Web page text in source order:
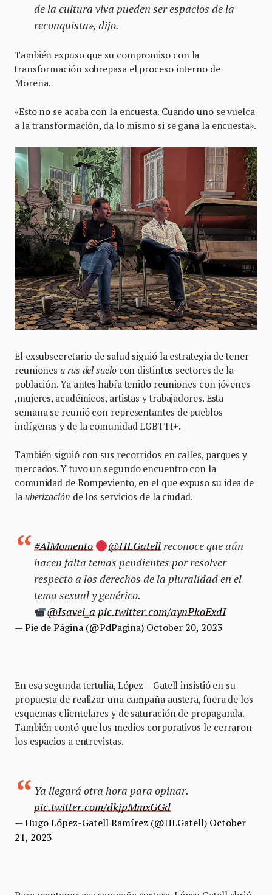
de la cultura viva pueden ser espacios de la
reconquista», dijo.
También expuso que su compromiso con la
transformación sobrepasa el proceso interno de
Morena.
«Esto no se acaba con la encuesta. Cuando uno se vuelca
a la transformación, da lo mismo si se gana la encuesta».
El exsubsecretario de salud siguió la estrategia de tener
reunionesa ras del suelocon distintos sectores de la
población. Ya antes había tenido reuniones con jóvenes
,mujeres, académicos, artistas y trabajadores. Esta
semana se reunió con representantes de pueblos
indígenas y de la comunidad LGBTTI+.
También siguió con sus recorridos en calles, parques y
mercados. Y tuvo un segundo encuentro con la
comunidad de Rompeviento, en el que expuso su idea de
la uberización de los servicios de la ciudad.
#AlMomento @HLGatellreconoce que aún
hacen falta temas pendientes por resolver
respecto a los derechos de la pluralidad en el
tema sexual y genérico.
@Isavel_a pic.twitter.com/aynPkoExdI
— Pie de Página (@PdPagina) October 20, 2023
En esa segunda tertulia, López – Gatell insistió en su
propuesta de realizar una campaña austera, fuera de los
esquemas clientelares y de saturación de propaganda.
También contó que los medios corporativos le cerraron
los espacios a entrevistas.
Ya llegará otra hora para opinar.
pic.twitter.com/dkjpMmxGGd
— Hugo López-Gatell Ramírez (@HLGatell) October
21, 2023